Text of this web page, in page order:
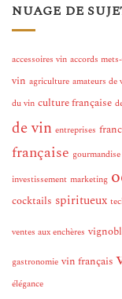
NUAGE DE
accessoires vin accords
vin agriculture amateurs de
du vin culture française
de vin entreprises
française gourmandise
investissement marketing
cocktails spiritueux
ventes aux enchères
gastronomie vin français
élégance